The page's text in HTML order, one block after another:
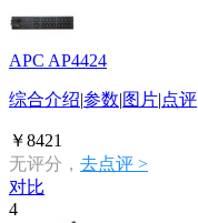
APC AP4424
综合介绍|参数|图片|点评
￥8421
无评分， 去点评 >
对比
4